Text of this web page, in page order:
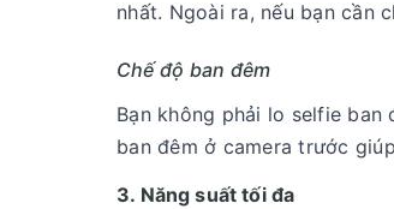
nhất. Ngoài ra, nếu bạn cần
Chế độ ban đêm
Bạn không phải lo selfie ban
ban đêm ở camera trước
3. Năng suất tối đa